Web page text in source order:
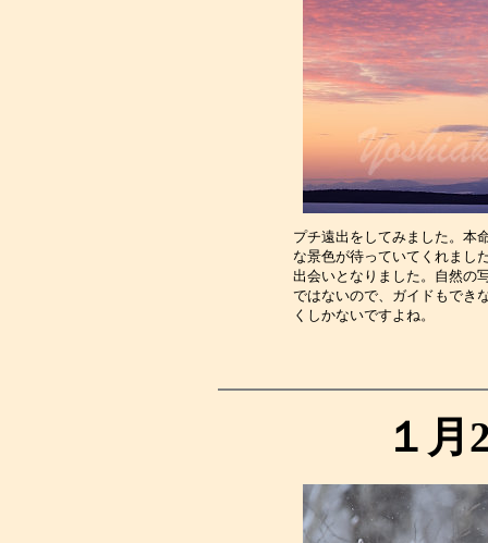
プチ遠出をしてみました。本
な景色が待っていてくれまし
出会いとなりました。自然の
ではないので、ガイドもでき
くしか
１月